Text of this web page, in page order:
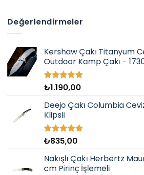
aldı
Değerlendirmeler
Kershaw Çakı Titanyum
Outdoor Kamp Çakı -
5 üzerinden
aldı
₺1.190,00
Deejo Çakı Columbia
Klipsli
5 üzerinden
aldı
₺835,00
Nakışlı Çakı Herbertz
cm Pirinç İşlemeli